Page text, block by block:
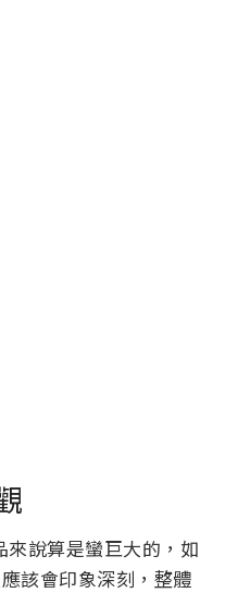
來說算是蠻巨大的，如
該會印象深刻，整體